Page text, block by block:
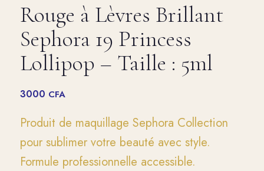
Rouge à Lèvres Brillant
Sephora 19 Princess
Lollipop – Taille : 5ml
3000 CFA
Produit de maquillage Sephora Collection
pour sublimer votre beauté avec style.
Formule professionnelle accessible.